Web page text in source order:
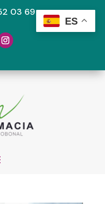
03 69
ES